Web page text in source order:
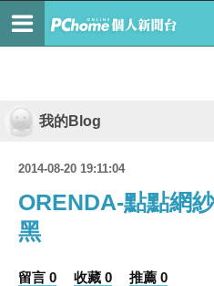
我的Blog
2014-08-20 19:11:04
ORENDA-點點網
黑
留言 0 收藏 0 推薦 0